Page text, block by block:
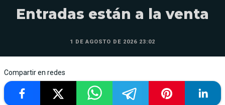
Entradas están a la venta
1 DE AGOSTO DE 2026 23:02
Compartir en redes